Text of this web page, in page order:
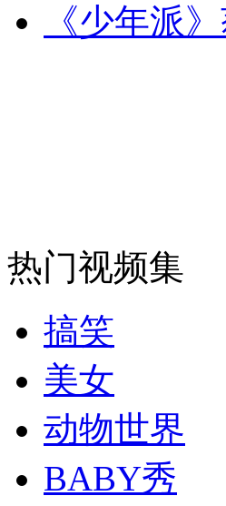
纽约上演“枕头大战”
司机酒驾遇交警 急速倒车逃
《少年派
热门视频集
搞笑
美女
动物世界
BABY秀